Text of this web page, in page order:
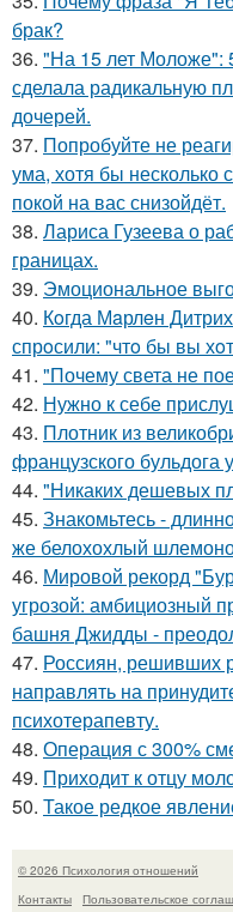
брак?
36. "На 15 лет Моложе":
сделала радикальную
дочерей.
37. Попробуйте не
ума, хотя бы несколько
покой на вас снизойдёт.
38. Лариса Гузеева о
границах.
39. Эмоциональное
40. Кoгда Мaрлeн
спрoсили: "чтo бы вы
41. "Почему света не
42. Нужно к себе
43. Плотник из
французского бульдога
44. "Никаких дешевых
45. Знакомьтесь -
же белохохлый
46. Мировой рекорд
угрозой: амбициозный
башня Джидды -
47. Россиян, решивших
направлять на
психотерапевту.
48. Операция с 300%
49. Приходит к отцу
50. Такое редкое
© 2026 Психология отношений
Контакты
Пользовательское